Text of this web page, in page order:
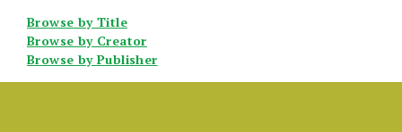
Browse by Title
Browse by Creator
Browse by Publisher